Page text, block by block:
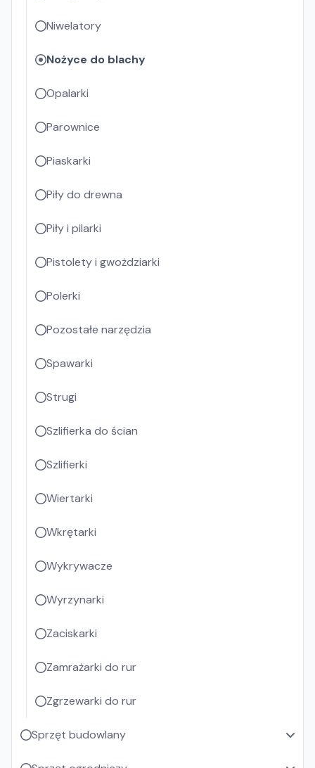
Niwelatory
Nożyce do blachy
Opalarki
Parownice
Piaskarki
Piły do drewna
Piły i pilarki
Pistolety i gwożdziarki
Polerki
Pozostałe narzędzia
Spawarki
Strugi
Szlifierka do ścian
Szlifierki
Wiertarki
Wkrętarki
Wykrywacze
Wyrzynarki
Zaciskarki
Zamrażarki do rur
Zgrzewarki do rur
Sprzęt budowlany